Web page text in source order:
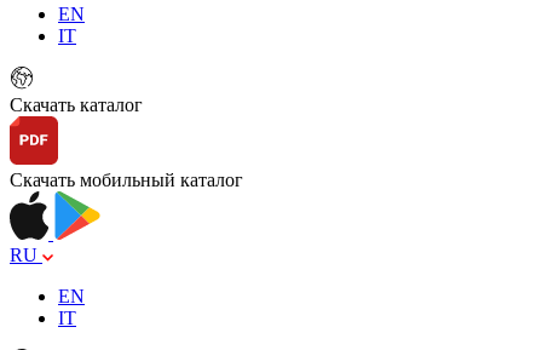
EN
IT
Скачать каталог
Скачать мобильный каталог
RU
EN
IT